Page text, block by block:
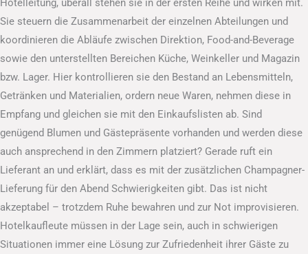
Hotelleitung, überall stehen sie in der ersten Reihe und wirken mit.
Sie steuern die Zusammenarbeit der einzelnen Abteilungen und
koordinieren die Abläufe zwischen Direktion, Food-and-Beverage
sowie den unterstellten Bereichen Küche, Weinkeller und Magazin
bzw. Lager. Hier kontrollieren sie den Bestand an Lebensmitteln,
Getränken und Materialien, ordern neue Waren, nehmen diese in
Empfang und gleichen sie mit den Einkaufslisten ab. Sind
genügend Blumen und Gästepräsente vorhanden und werden diese
auch ansprechend in den Zimmern platziert? Gerade ruft ein
Lieferant an und erklärt, dass es mit der zusätzlichen Champagner-
Lieferung für den Abend Schwierigkeiten gibt. Das ist nicht
akzeptabel – trotzdem Ruhe bewahren und zur Not improvisieren.
Hotelkaufleute müssen in der Lage sein, auch in schwierigen
Situationen immer eine Lösung zur Zufriedenheit ihrer Gäste zu